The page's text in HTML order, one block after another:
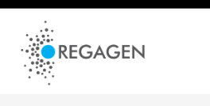
Skip
content